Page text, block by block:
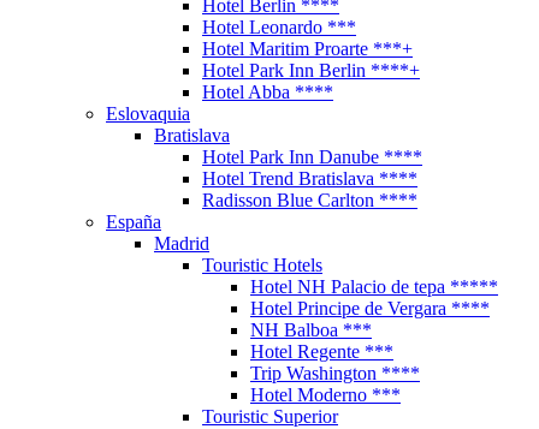
Hotel Berlin ****
Hotel Leonardo ***
Hotel Maritim Proarte ***+
Hotel Park Inn Berlin ****+
Hotel Abba ****
Eslovaquia
Bratislava
Hotel Park Inn Danube ****
Hotel Trend Bratislava ****
Radisson Blue Carlton ****
España
Madrid
Touristic Hotels
Hotel NH Palacio de tepa *****
Hotel Principe de Vergara ****
NH Balboa ***
Hotel Regente ***
Trip Washington ****
Hotel Moderno ***
Touristic Superior